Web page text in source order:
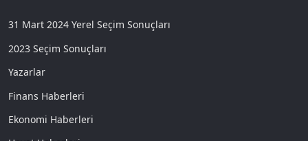
31 Mart 2024 Yerel Seçim Sonuçları
2023 Seçim Sonuçları
Yazarlar
Finans Haberleri
Ekonomi Haberleri